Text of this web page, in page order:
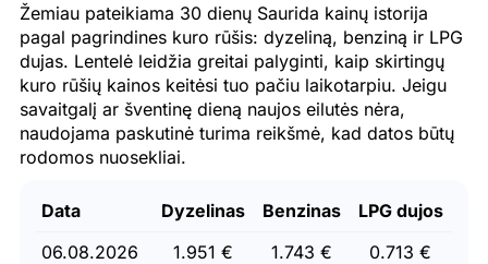
Žemiau pateikiama 30 dienų Saurida kainų istorija
pagal pagrindines kuro rūšis: dyzeliną, benziną ir LPG
dujas. Lentelė leidžia greitai palyginti, kaip skirtingų
kuro rūšių kainos keitėsi tuo pačiu laikotarpiu. Jeigu
savaitgalį ar šventinę dieną naujos eilutės nėra,
naudojama paskutinė turima reikšmė, kad datos būtų
rodomos nuosekliai.
Data Dyzelinas Benzinas
LPG dujos
06.08.2026
1.951 € 1.743 €
0.713 €